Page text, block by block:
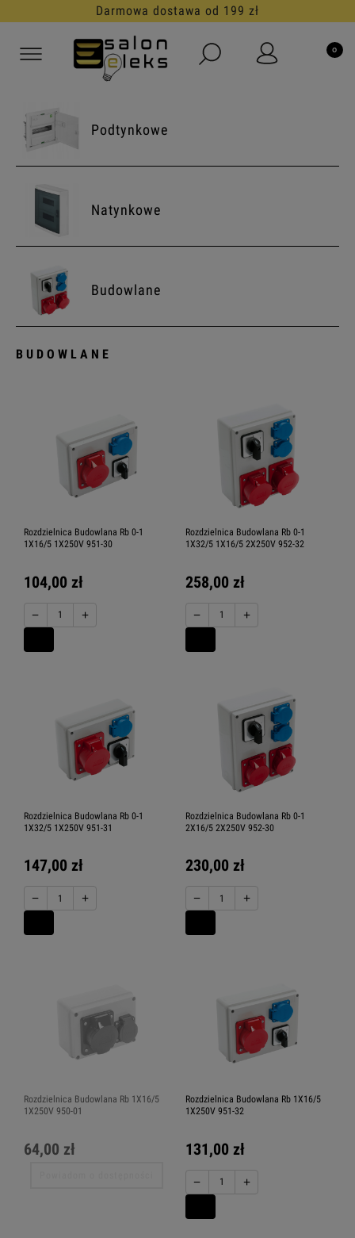
30 dni na darmowy zwrot
Podtynkowe
Natynkowe
Budowlane
BUDOWLANE
Rozdzielnica Budowlana Rb 0-1
1X16/5 1X250V 951-30
104,00 zł
− +
Rozdzielnica Budowlana Rb 0-1
1X32/5 1X16/5 2X250V 952-32
258,00 zł
− +
Rozdzielnica Budowlana Rb 0-1
1X32/5 1X250V 951-31
147,00 zł
− +
Rozdzielnica Budowlana Rb 0-1
2X16/5 2X250V 952-30
230,00 zł
− +
Rozdzielnica Budowlana Rb 1X16/5
1X250V 950-01
64,00 zł
Rozdzielnica Budowlana Rb 1X16/5
1X250V 951-32
131,00 zł
− +